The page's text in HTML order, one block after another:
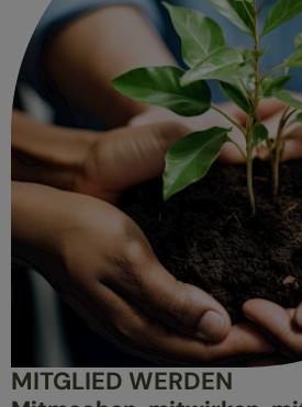
MITGLIED WERDEN